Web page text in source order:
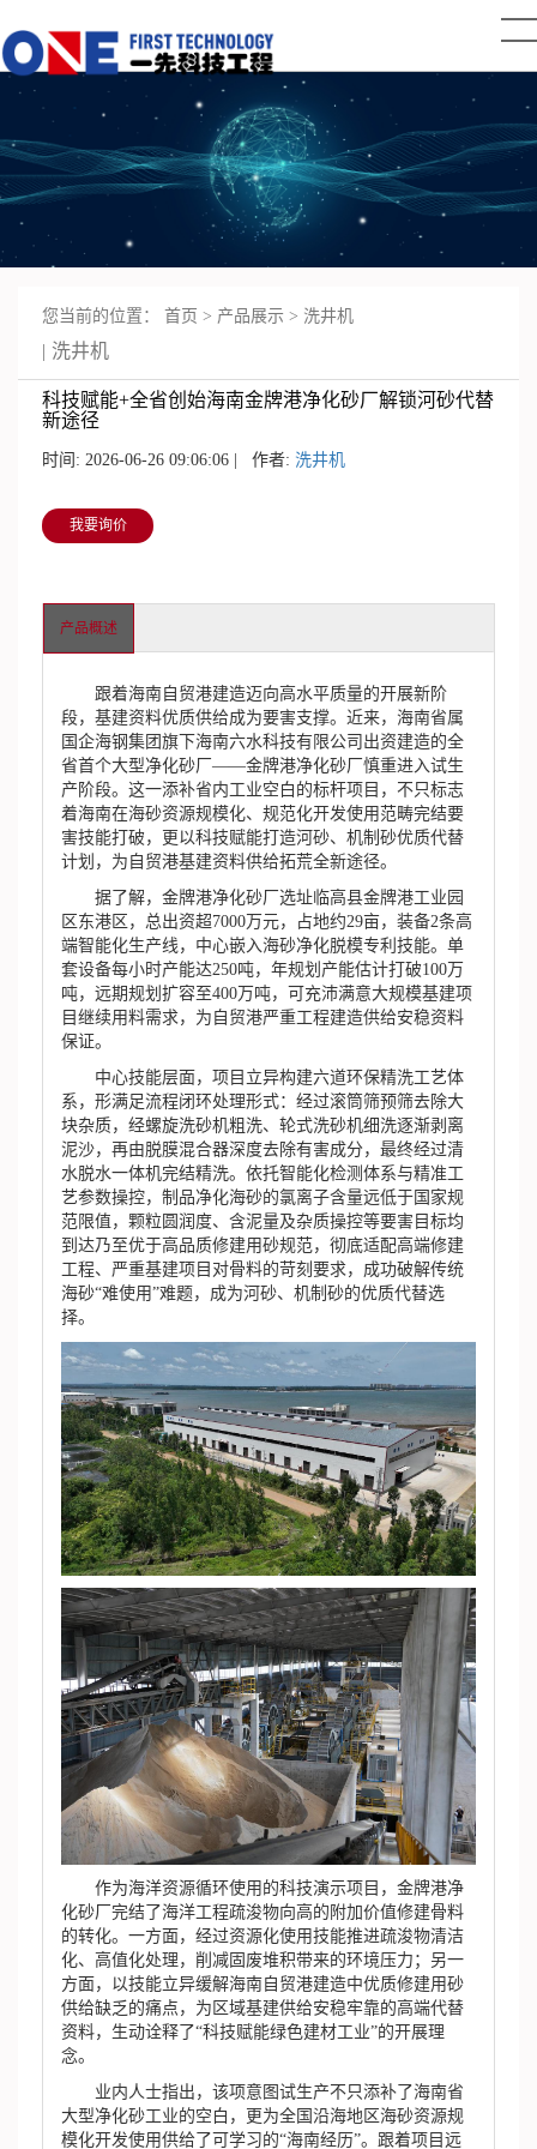
您当前的位置： 首页 > 产品展示 > 洗井机
洗井机
科技赋能+全省创始海南金牌港净化砂厂解锁河砂代替
新途径
时间: 2026-06-26 09:06:06 | 作者: 洗井机
我要询价
产品概述
跟着海南自贸港建造迈向高水平质量的开展新阶
段，基建资料优质供给成为要害支撑。近来，海南省属
国企海钢集团旗下海南六水科技有限公司出资建造的全
省首个大型净化砂厂——金牌港净化砂厂慎重进入试生
产阶段。这一添补省内工业空白的标杆项目，不只标志
着海南在海砂资源规模化、规范化开发使用范畴完结要
害技能打破，更以科技赋能打造河砂、机制砂优质代替
计划，为自贸港基建资料供给拓荒全新途径。
据了解，金牌港净化砂厂选址临高县金牌港工业园
区东港区，总出资超7000万元，占地约29亩，装备2条高
端智能化生产线，中心嵌入海砂净化脱模专利技能。单
套设备每小时产能达250吨，年规划产能估计打破100万
吨，远期规划扩容至400万吨，可充沛满意大规模基建项
目继续用料需求，为自贸港严重工程建造供给安稳资料
保证。
中心技能层面，项目立异构建六道环保精洗工艺体
系，形满足流程闭环处理形式：经过滚筒筛预筛去除大
块杂质，经螺旋洗砂机粗洗、轮式洗砂机细洗逐渐剥离
泥沙，再由脱膜混合器深度去除有害成分，最终经过清
水脱水一体机完结精洗。依托智能化检测体系与精准工
艺参数操控，制品净化海砂的氯离子含量远低于国家规
范限值，颗粒圆润度、含泥量及杂质操控等要害目标均
到达乃至优于高品质修建用砂规范，彻底适配高端修建
工程、严重基建项目对骨料的苛刻要求，成功破解传统
海砂“难使用”难题，成为河砂、机制砂的优质代替选
择。
作为海洋资源循环使用的科技演示项目，金牌港净
化砂厂完结了海洋工程疏浚物向高的附加价值修建骨料
的转化。一方面，经过资源化使用技能推进疏浚物清洁
化、高值化处理，削减固废堆积带来的环境压力；另一
方面，以技能立异缓解海南自贸港建造中优质修建用砂
供给缺乏的痛点，为区域基建供给安稳牢靠的高端代替
资料，生动诠释了“科技赋能绿色建材工业”的开展理
念。
业内人士指出，该项意图试生产不只添补了海南省
大型净化砂工业的空白，更为全国沿海地区海砂资源规
模化开发使用供给了可学习的“海南经历”。跟着项目远